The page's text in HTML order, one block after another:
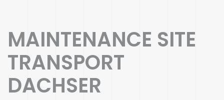
MAINTENANCE SITE
TRANSPORT
DACHSER